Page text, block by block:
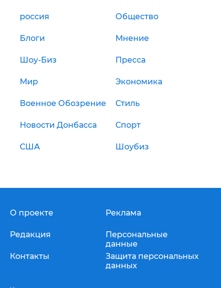
россия Общество
Блоги Мнение
Шоу-Биз Пресса
Мир Экономика
Военное Обозрение Стиль
Новости Донбасса Спорт
США Шоубиз
О проекте
Редакция
Контакты
Реклама
Персональные
данные
Защита персональных
данных